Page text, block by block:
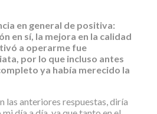
en general de positiva:
en sí, la mejora en la calidad
a operarme fue
por lo que incluso antes
ya había merecido la
las anteriores respuestas, diría